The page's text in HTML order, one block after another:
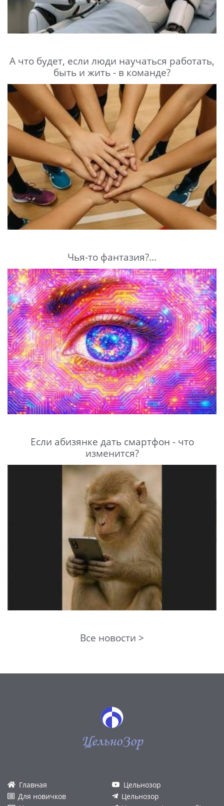
А что будет, если люди научаться работать,
быть и жить - в команде?
Чья-то фантазия?...
Если абизянке дать смартфон - что
изменится?
Все новости >
ЦельноЗор
Главная
Для новичков
Цельнозор
Цельнозор